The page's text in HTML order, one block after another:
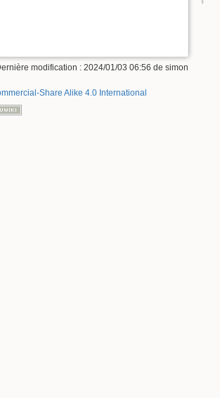
modification : 2024/01/03 06:56 de simon
Share Alike 4.0 International